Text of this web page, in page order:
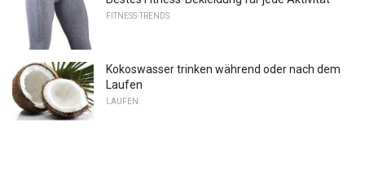
FITNESS-TRENDS
Kokoswasser trinken während oder nach dem
Laufen
LAUFEN